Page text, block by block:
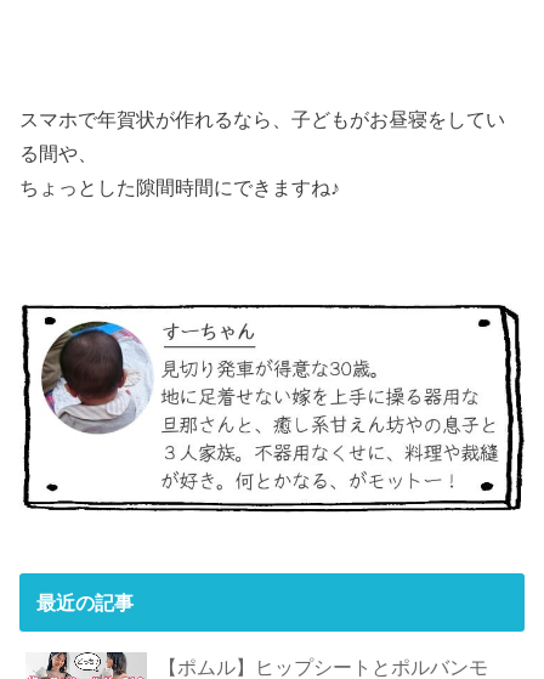
スマホで年賀状が作れるなら、子どもがお昼寝をしてい
る間や、
ちょっとした隙間時間にできますね♪
最近の記事
【ポムル】ヒップシートとポルバンモ